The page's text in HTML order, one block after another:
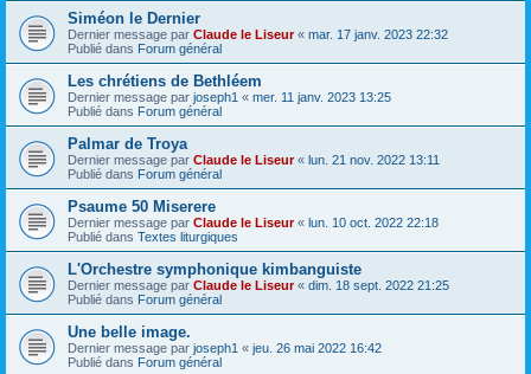
Siméon le Dernier
Dernier message par Claude le Liseur« mar. 17 janv. 2023 22:32
Publié dans Forum général
Les chrétiens de Bethléem
Dernier message par joseph1 « mer. 11 janv. 2023 13:25
Publié dans Forum général
Palmar de Troya
Dernier message par Claude le Liseur« lun. 21 nov. 2022 13:11
Publié dans Forum général
Psaume 50 Miserere
Dernier message par Claude le Liseur« lun. 10 oct. 2022 22:18
Publié dans Textes liturgiques
L'Orchestre symphonique kimbanguiste
Dernier message par Claude le Liseur« dim. 18 sept. 2022 21:25
Publié dans Forum général
Une belle image.
Dernier message par joseph1 « jeu. 26 mai 2022 16:42
Publié dans Forum général